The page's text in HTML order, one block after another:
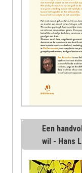
Een
wil - Hans